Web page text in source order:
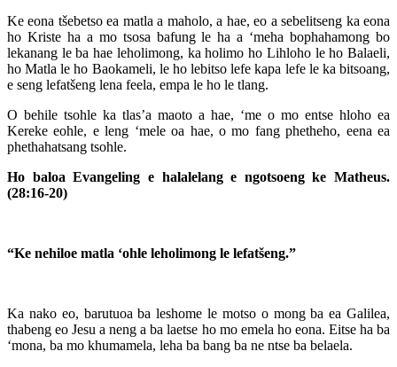
Ke eona tšebetso ea matla a maholo, a hae, eo a sebelitseng ka eona
ho Kriste ha a mo tsosa bafung le ha a ‘meha bophahamong bo
lekanang le ba hae leholimong, ka holimo ho Lihloho le ho Balaeli,
ho Matla le ho Baokameli, le ho lebitso lefe kapa lefe le ka bitsoang,
e seng lefatšeng lena feela, empa le ho le tlang.
O behile tsohle ka tlas’a maoto a hae, ‘me o mo entse hloho ea
Kereke eohle, e leng ‘mele oa hae, o mo fang phetheho, eena ea
phethahatsang tsohle.
Ho baloa Evangeling e halalelang e ngotsoengke Matheus.
(28:16-20)
“Ke nehiloe matla ‘ohle leholimong le lefatšeng.”
Ka nako eo, barutuoa ba leshome le motso o mong ba ea Galilea,
thabeng eo Jesu a neng a ba laetse ho mo emela ho eona. Eitse ha ba
‘mona, ba mo khumamela, leha ba bang ba ne ntse ba belaela.